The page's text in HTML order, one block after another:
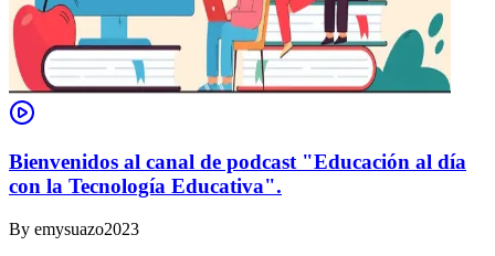
Bienvenidos al canal de podcast "Educación al día
con la Tecnología Educativa".
By emysuazo2023